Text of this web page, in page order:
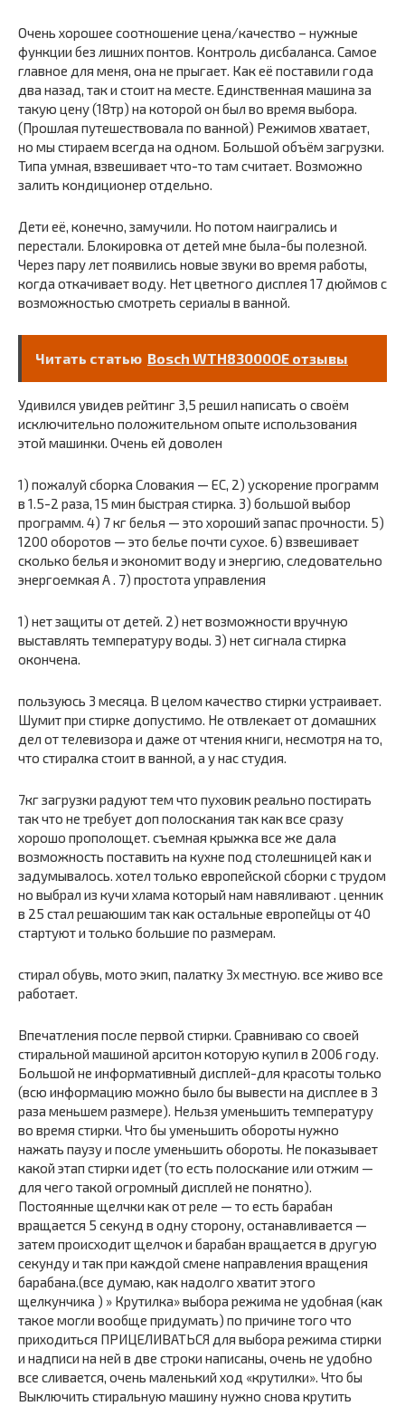
Очень хорошее соотношение цена/качество – нужные
функции без лишних понтов. Контроль дисбаланса. Самое
главное для меня, она не прыгает. Как её поставили года
два назад, так и стоит на месте. Единственная машина за
такую цену (18тр) на которой он был во время выбора.
(Прошлая путешествовала по ванной) Режимов хватает,
но мы стираем всегда на одном. Большой объём загрузки.
Типа умная, взвешивает что-то там считает. Возможно
залить кондиционер отдельно.
Дети её, конечно, замучили. Но потом наигрались и
перестали. Блокировка от детей мне была-бы полезной.
Через пару лет появились новые звуки во время работы,
когда откачивает воду. Нет цветного дисплея 17 дюймов с
возможностью смотреть сериалы в ванной.
Читать статью Bosch WTH83000OE отзывы
Удивился увидев рейтинг 3,5 решил написать о своём
исключительно положительном опыте использования
этой машинки. Очень ей доволен
1) пожалуй сборка Словакия — ЕС, 2) ускорение программ
в 1.5-2 раза, 15 мин быстрая стирка. 3) большой выбор
программ. 4) 7 кг белья — это хороший запас прочности. 5)
1200 оборотов — это белье почти сухое. 6) взвешивает
сколько белья и экономит воду и энергию, следовательно
энергоемкая А . 7) простота управления
1) нет защиты от детей. 2) нет возможности вручную
выставлять температуру воды. 3) нет сигнала стирка
окончена.
пользуюсь 3 месяца. В целом качество стирки устраивает.
Шумит при стирке допустимо. Не отвлекает от домашних
дел от телевизора и даже от чтения книги, несмотря на то,
что стиралка стоит в ванной, а у нас студия.
7кг загрузки радуют тем что пуховик реально постирать
так что не требует доп полоскания так как все сразу
хорошо прополощет. съемная крыжка все же дала
возможность поставить на кухне под столешницей как и
задумывалось. хотел только европейской сборки с трудом
но выбрал из кучи хлама который нам навяливают . ценник
в 25 стал решаюшим так как остальные европейцы от 40
стартуют и только большие по размерам.
стирал обувь, мото экип, палатку 3х местную. все живо все
работает.
Впечатления после первой стирки. Сравниваю со своей
стиральной машиной арситон которую купил в 2006 году.
Большой не информативный дисплей-для красоты только
(всю информацию можно было бы вывести на дисплее в 3
раза меньшем размере). Нельзя уменьшить температуру
во время стирки. Что бы уменьшить обороты нужно
нажать паузу и после уменьшить обороты. Не показывает
какой этап стирки идет (то есть полоскание или отжим —
для чего такой огромный дисплей не понятно).
Постоянные щелчки как от реле — то есть барабан
вращается 5 секунд в одну сторону, останавливается —
затем происходит щелчок и барабан вращается в другую
секунду и так при каждой смене направления вращения
барабана.(все думаю, как надолго хватит этого
щелкунчика ) » Крутилка» выбора режима не удобная (как
такое могли вообще придумать) по причине того что
приходиться ПРИЦЕЛИВАТЬСЯ для выбора режима стирки
и надписи на ней в две строки написаны, очень не удобно
все сливается, очень маленький ход «крутилки». Что бы
Выключить стиральную машину нужно снова крутить